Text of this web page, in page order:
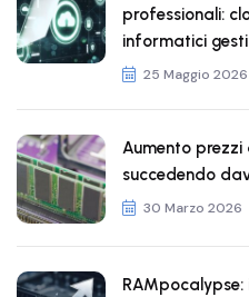
professionali:
informatici
25 Maggio 2026
Aumento prezzi
succedendo
30 Marzo 2026